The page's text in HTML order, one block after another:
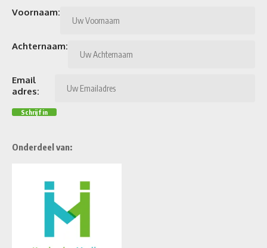
Voornaam:
Achternaam:
Email
adres:
Onderdeel van: